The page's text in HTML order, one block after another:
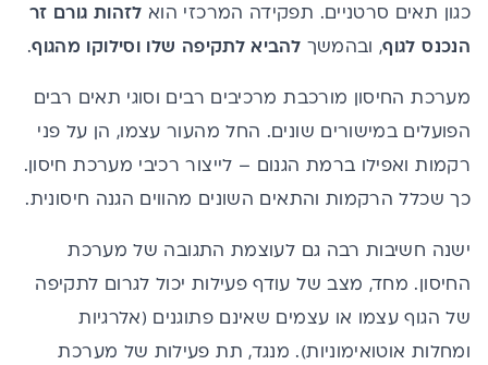
כגון תאים סרטניים. תפקידה המרכזי הואלזהות גורם זר
הנכנס לגוף, ובהמשך להביא לתקיפה שלו וסילוקו מהגוף.
מערכת החיסון מורכבת מרכיבים רבים וסוגי תאים רבים
הפועלים במישורים שונים. החל מהעור עצמו, הן על פני
רקמות ואפילו ברמת הגנום – לייצור רכיבי מערכת חיסון.
כך שכלל הרקמות והתאים השונים מהווים הגנה חיסונית.
ישנה חשיבות רבה גם לעוצמת התגובה של מערכת
החיסון. מחד, מצב של עודף פעילות יכול לגרום לתקיפה
של הגוף עצמו או עצמים שאינם פתוגנים (אלרגיות
ומחלות אוטואימוניות). מנגד, תת פעילות של מערכת